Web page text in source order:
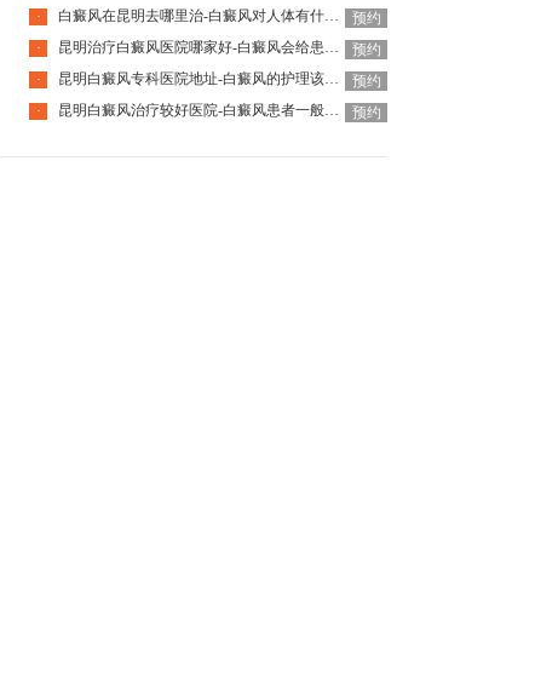
·
白癜风在昆明去哪里治-白癜风对人体有什么伤害呢
预约
·
昆明治疗白癜风医院哪家好-白癜风会给患者带来什么危害呢
预约
·
昆明白癜风专科医院地址-白癜风的护理该怎么做好呢
预约
·
昆明白癜风治疗较好医院-白癜风患者一般会有哪些心理问题呢 预约